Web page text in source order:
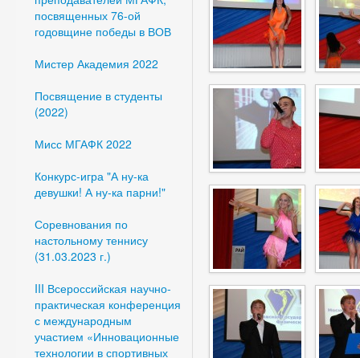
посвященных 76-ой
годовщине победы в ВОВ
Мистер Академия 2022
Посвящение в студенты
(2022)
Мисс МГАФК 2022
Конкурс-игра "А ну-ка
девушки! А ну-ка парни!"
Соревнования по
настольному теннису
(31.03.2023 г.)
III Всероссийская научно-
практическая конференция
с международным
участием «Инновационные
технологии в спортивных